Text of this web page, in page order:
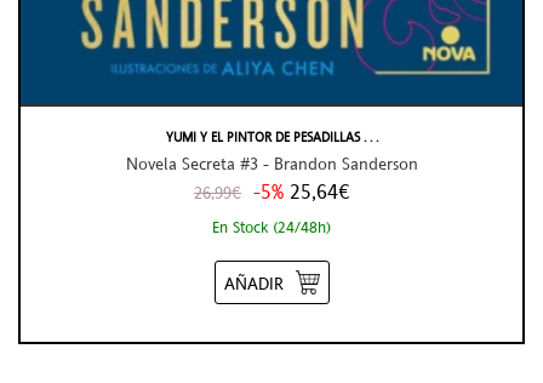
YUMI Y EL PINTOR DE PESADILLAS . . .
Novela Secreta #3 - Brandon Sanderson
26,99€ -5% 25,64€
En Stock (24/48h)
AÑADIR